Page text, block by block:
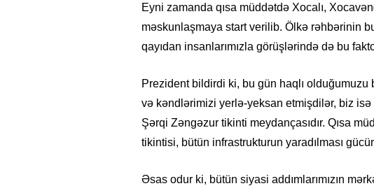
Eyni zamanda qısa müddətdə Xocalı,
məskunlaşmaya start verilib. Ölkə rəhbərinin
qayıdan insanlarımızla görüşlərində də bu
Prezident bildirdi ki, bu gün haqlı
və kəndlərimizi yerlə-yeksan etmişdilər, biz isə
Şərqi Zəngəzur tikinti meydançasıdır. Qısa
tikintisi, bütün infrastrukturun yaradılması
Əsas odur ki, bütün siyasi addımlarımızın